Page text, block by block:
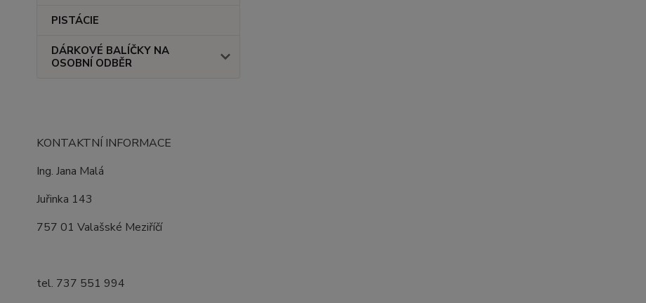
PISTÁCIE
DÁRKOVÉ BALÍČKY NA
OSOBNÍ ODBĚR
KONTAKTNÍ INFORMACE
Ing. Jana Malá
Juřinka 143
757 01 Valašské Meziříčí
tel. 737 551 994